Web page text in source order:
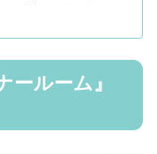
ールーム』